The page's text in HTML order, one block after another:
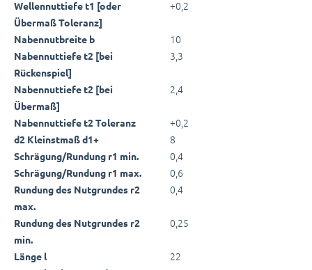
Wellennuttiefe t1 [oder
Übermaß Toleranz]
+0,2
Nabennutbreite b 10
Nabennuttiefe t2 [bei
Rückenspiel]
3,3
Nabennuttiefe t2 [bei
Übermaß]
2,4
Nabennuttiefe t2 Toleranz +0,2
d2 Kleinstmaß d1+ 8
Schrägung/Rundung r1 min. 0,4
Schrägung/Rundung r1 max. 0,6
Rundung des Nutgrundes r2
max.
0,4
Rundung des Nutgrundes r2
min.
0,25
Länge l 22